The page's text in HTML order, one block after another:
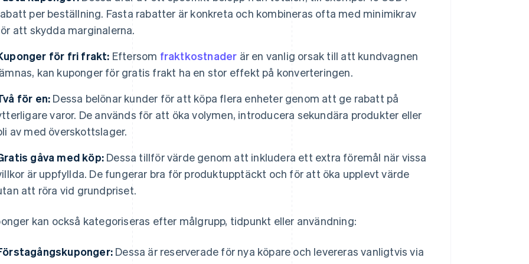
per beställning. Fasta rabatter är konkreta och kombineras ofta med minimikrav
att skydda marginalerna.
för fri frakt: Eftersom fraktkostnader är en vanlig orsak till att kundvagnen
kan kuponger för gratis frakt ha en stor effekt på konverteringen.
för en: Dessa belönar kunder för att köpa flera enheter genom att ge rabatt på
varor. De används för att öka volymen, introducera sekundära produkter eller
av med överskottslager.
gåva med köp: Dessa tillför värde genom att inkludera ett extra föremål när vissa
är uppfyllda. De fungerar bra för produktupptäckt och för att öka upplevt värde
att röra vid grundpriset.
kan också kategoriseras efter målgrupp, tidpunkt eller användning:
Dessa är reserverade för nya köpare och levereras vanligtvis via